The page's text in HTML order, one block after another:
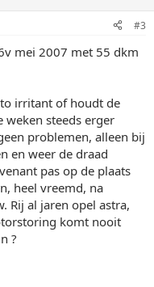
#3
mei 2007 met 55 dkm
irritant of houdt de
steeds erger
problemen, alleen bij
en weer de draad
pas op de plaats
heel vreemd, na
Rij al jaren opel astra,
komt nooit
?